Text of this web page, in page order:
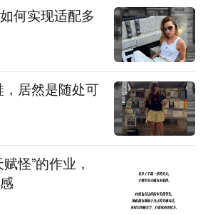
何实现适配多
居然是随处可
怪”的作业，